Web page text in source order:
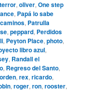
,oliver,One step
, Papá lo sabe
, Patrulla
,peppard, Perdidos
, Peyton Place,photo,
libro azul,
, Randall el
, Regreso del Santo,
,rex,ricardo,
,roger,ron,rooster,